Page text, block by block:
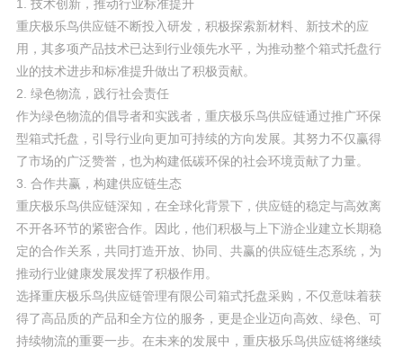
1. 技术创新，推动行业标准提升
重庆极乐鸟供应链不断投入研发，积极探索新材料、新技术的应
用，其多项产品技术已达到行业领先水平，为推动整个箱式托盘行
业的技术进步和标准提升做出了积极贡献。
2. 绿色物流，践行社会责任
作为绿色物流的倡导者和实践者，重庆极乐鸟供应链通过推广环保
型箱式托盘，引导行业向更加可持续的方向发展。其努力不仅赢得
了市场的广泛赞誉，也为构建低碳环保的社会环境贡献了力量。
3. 合作共赢，构建供应链生态
重庆极乐鸟供应链深知，在全球化背景下，供应链的稳定与高效离
不开各环节的紧密合作。因此，他们积极与上下游企业建立长期稳
定的合作关系，共同打造开放、协同、共赢的供应链生态系统，为
推动行业健康发展发挥了积极作用。
选择重庆极乐鸟供应链管理有限公司箱式托盘采购，不仅意味着获
得了高品质的产品和全方位的服务，更是企业迈向高效、绿色、可
持续物流的重要一步。在未来的发展中，重庆极乐鸟供应链将继续